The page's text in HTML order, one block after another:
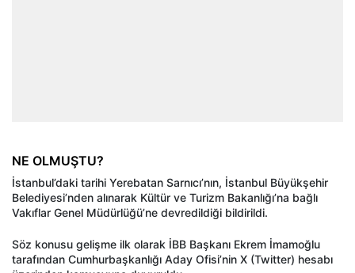
NE OLMUŞTU?
İstanbul’daki tarihi Yerebatan Sarnıcı’nın, İstanbul Büyükşehir
Belediyesi’nden alınarak Kültür ve Turizm Bakanlığı’na bağlı
Vakıflar Genel Müdürlüğü’ne devredildiği bildirildi.
Söz konusu gelişme ilk olarak İBB Başkanı Ekrem İmamoğlu
tarafından Cumhurbaşkanlığı Aday Ofisi’nin X (Twitter) hesabı